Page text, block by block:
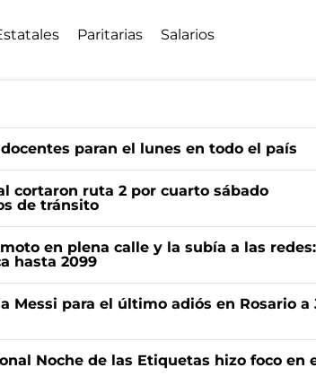
Paritarias Salarios
paran el lunes en todo el país
cortaron ruta 2 por cuarto sábado
de tránsito
en plena calle y la subía a las
hasta 2099
Messi para el último adiós en Rosario a
Noche de las Etiquetas hizo foco en